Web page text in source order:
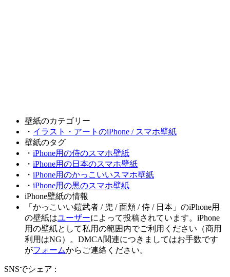
壁紙のカテゴリー
・ イラスト・アートのiPhone / スマホ壁紙
壁紙のタグ
・ iPhone用の侍のスマホ壁紙
・ iPhone用の日本のスマホ壁紙
・ iPhone用のかっこいいスマホ壁紙
・ iPhone用の黒のスマホ壁紙
iPhone壁紙の情報
「かっこいい鎧武者 / 兜 / 面頬 / 侍 / 日本」のiPhone用
の壁紙はユーザーによって投稿されています。iPhone
用の壁紙として私用の範囲内でご利用ください（商用
利用はNG）。DMCA関連につきましてはお手数です
がフォームからご連絡ください。
SNSでシェア :